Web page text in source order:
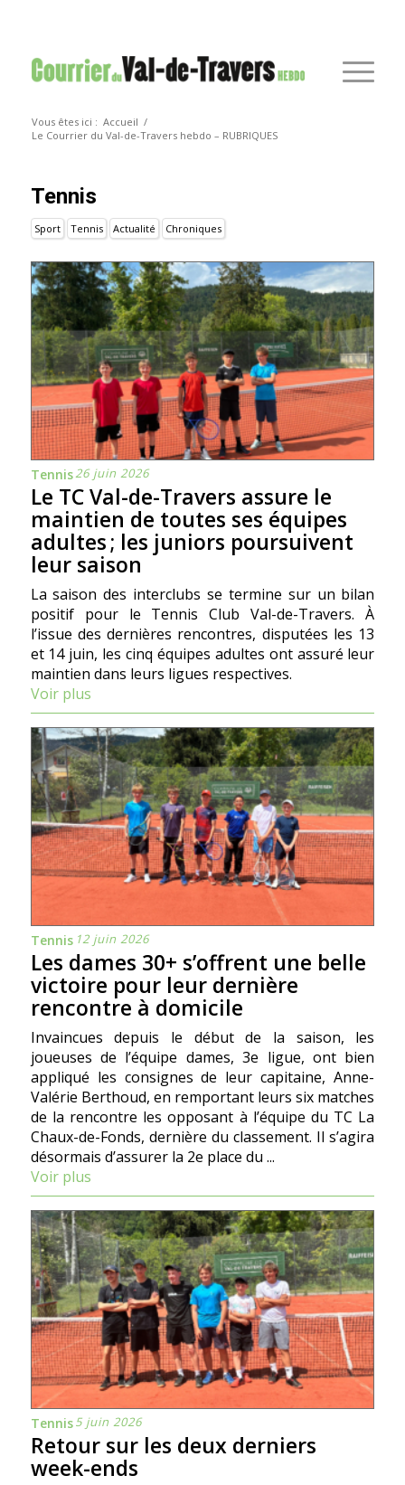
Vous êtes ici : Accueil /
Le Courrier du Val-de-Travers hebdo – RUBRIQUES
Tennis
Sport Tennis Actualité Chroniques
Tennis26 juin 2026
Le TC Val-de-Travers assure le
maintien de toutes ses équipes
adultes ; les juniors poursuivent
leur saison
La saison des interclubs se termine sur un bilan
positif pour le Tennis Club Val-de-Travers. À
l’issue des dernières rencontres, disputées les 13
et 14 juin, les cinq équipes adultes ont assuré leur
maintien dans leurs ligues respectives.
Voir plus
Tennis 12 juin 2026
Les dames 30+ s’offrent une belle
victoire pour leur dernière
rencontre à domicile
Invaincues depuis le début de la saison, les
joueuses de l’équipe dames, 3e ligue, ont bien
appliqué les consignes de leur capitaine, Anne-
Valérie Berthoud, en remportant leurs six matches
de la rencontre les opposant à l’équipe du TC La
Chaux-de-Fonds, dernière du classement. Il s’agira
désormais d’assurer la 2e place du ...
Voir plus
Tennis5 juin 2026
Retour sur les deux derniers
week-ends